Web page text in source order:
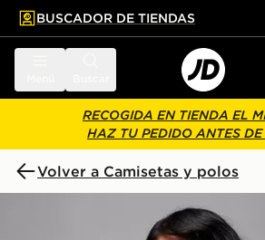
principal
pie de página
BUSCADOR DE TIENDAS
RECOGIDA EN TIENDA EL
HAZ TU PEDIDO ANTES
Volver a Camisetas y polos